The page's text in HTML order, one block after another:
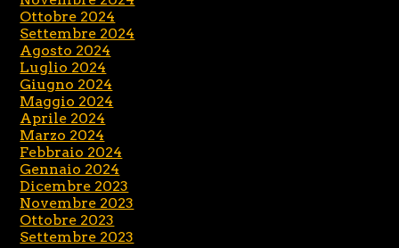
Ottobre 2024
Settembre 2024
Agosto 2024
Luglio 2024
Giugno 2024
Maggio 2024
Aprile 2024
Marzo 2024
Febbraio 2024
Gennaio 2024
Dicembre 2023
Novembre 2023
Ottobre 2023
Settembre 2023